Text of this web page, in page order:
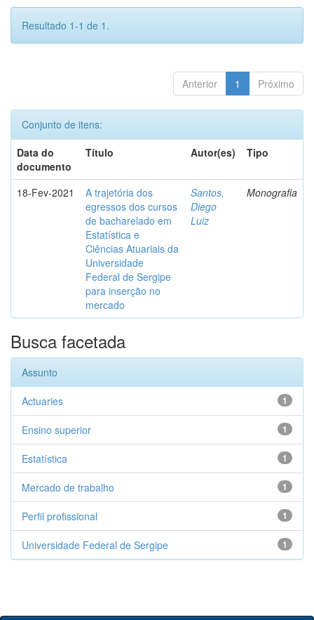
Resultado 1-1 de 1.
Anterior 1 Próximo
Conjunto de itens:
Data do
documento
Título Autor(es) Tipo
18-Fev-2021
A trajetória dos
egressos dos cursos
de bacharelado em
Estatística e
Ciências Atuariais da
Universidade
Federal de Sergipe
para inserção no
mercado
Santos,
Diego
Luiz
Monografia
Busca facetada
Assunto
1
Actuaries
1
Ensino superior
1
Estatística
1
Mercado de trabalho
1
Perfil profissional
1
Universidade Federal de Sergipe